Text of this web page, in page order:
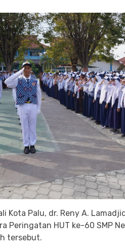
Kota Palu, dr. Reny A.
Peringatan HUT ke-60 SMP
tersebut.